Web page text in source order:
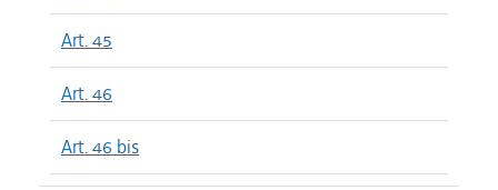
Art. 45
Art. 46
Art. 46 bis